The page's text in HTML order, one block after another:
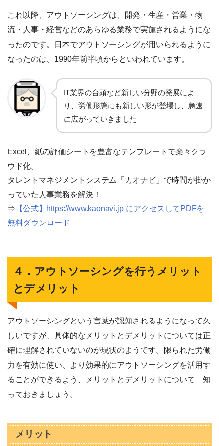
これ以降、アウトソーシングは、開発・生産・営業・物
流・人事・経営などのあらゆる業務で実施されるようにな
ったのです。日本でアウトソーシングが用いられるように
なったのは、1990年前半頃からといわれています。
IT業界の台頭など新しい分野の発展によ
り、労働形態にも新しい形が登場し、急速
に広がっていきました
Excel、紙の評価シートを豊富なテンプレートで楽々クラ
ウド化。
タレントマネジメントシステム「カオナビ」で時間が掛か
っていた人事業務を解決！
⇒ 【公式】https://www.kaonavi.jp にアクセスしてPDFを
無料ダウンロード
４．アウトソーシングを行うメリット
とデメリット
アウトソーシングという言葉が認知されるようになって久
しいですが、具体的なメリットとデメリットについては正
確に理解されていないのが現状のようです。限られた労働
力を有効に使い、より効果的にアウトソーシングを活用す
ることができるよう、メリットとデメリットについて、知
っておきましょう。
メリット